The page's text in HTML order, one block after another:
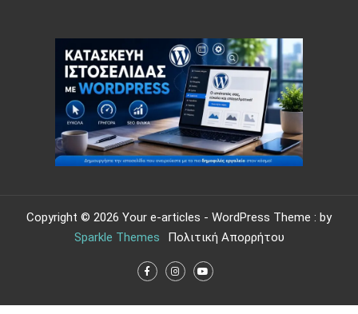
Copyright © 2026 Your e-articles - WordPress Theme : by
Sparkle Themes
Πολιτική Απορρήτου